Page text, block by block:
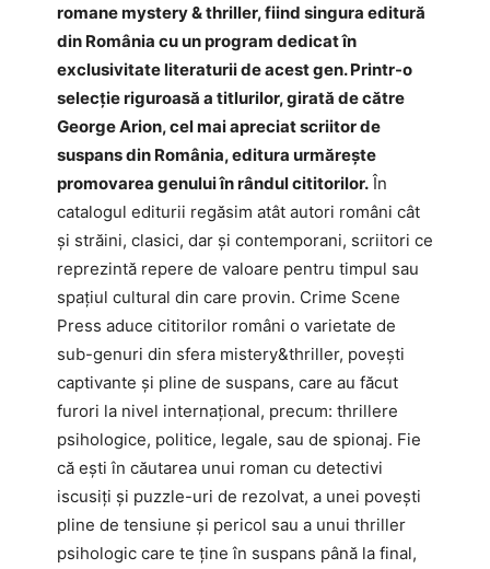
romane mystery & thriller, fiind singura editură
din România cu un program dedicat în
exclusivitate literaturii de acest gen. Printr-o
selecție riguroasă a titlurilor, girată de către
George Arion, cel mai apreciat scriitor de
suspans din România, editura urmărește
promovarea genului în rândul cititorilor. În
catalogul editurii regăsim atât autori români cât
și străini, clasici, dar și contemporani, scriitori ce
reprezintă repere de valoare pentru timpul sau
spațiul cultural din care provin. Crime Scene
Press aduce cititorilor români o varietate de
sub-genuri din sfera mistery&thriller, povești
captivante și pline de suspans, care au făcut
furori la nivel internațional, precum: thrillere
psihologice, politice, legale, sau de spionaj. Fie
că ești în căutarea unui roman cu detectivi
iscusiți și puzzle-uri de rezolvat, a unei povești
pline de tensiune și pericol sau a unui thriller
psihologic care te ține în suspans până la final,